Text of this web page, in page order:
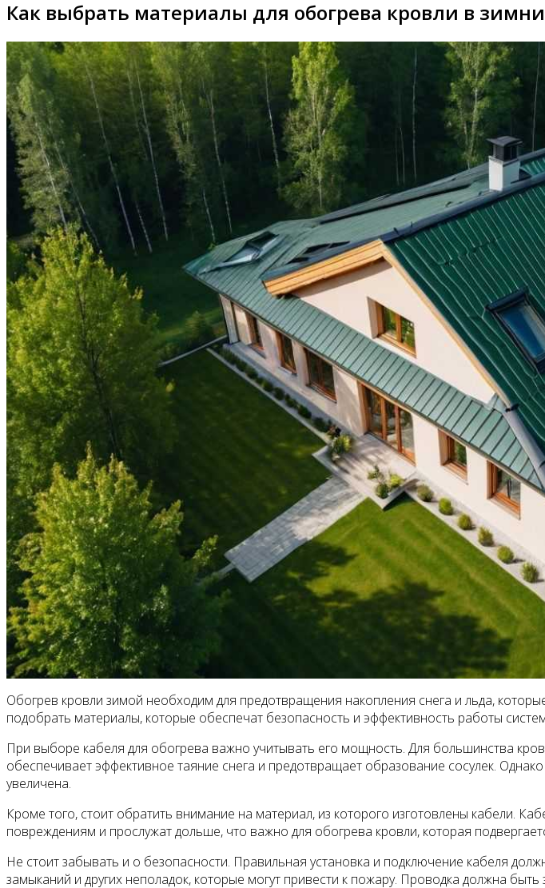
Как выбрать материалы для обогрева кровли в
Обогрев кровли зимой необходим для предотвращения накопления снега и льда,
подобрать материалы, которые обеспечат безопасность и эффективность работы
При выборе кабеля для обогрева важно учитывать его мощность. Для большинства
обеспечивает эффективное таяние снега и предотвращает образование сосулек.
увеличена.
Кроме того, стоит обратить внимание на материал, из которого изготовлены кабели.
повреждениям и прослужат дольше, что важно для обогрева кровли, которая
Не стоит забывать и о безопасности. Правильная установка и подключение кабеля
замыканий и других неполадок, которые могут привести к пожару. Проводка должна